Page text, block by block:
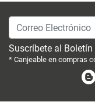
Correo Electrónico
Suscríbete al
* Canjeable en compras